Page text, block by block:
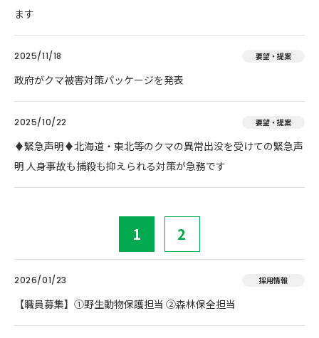
ます
2025/11/18 要望・提案
政府がクマ被害対策パッケージを発表
2025/10/22 要望・提案
♦️緊急声明♦️北海道・東北等のクマの異常出没を受けての緊急声
明 人身事故も捕殺も抑えられる対策が急務です
1 2
2026/01/23 採用情報
【職員募集】①野生動物保護担当 ②森林保全担当